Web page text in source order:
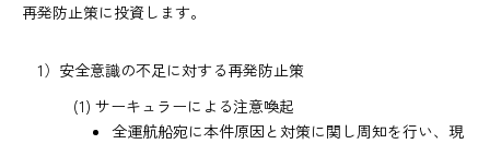
再発防止策に投資します。
1）安全意識の不足に対する再発防止策
(1) サーキュラーによる注意喚起
全運航船宛に本件原因と対策に関し周知を行い、現